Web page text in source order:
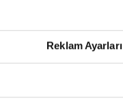
Reklam Ayarları